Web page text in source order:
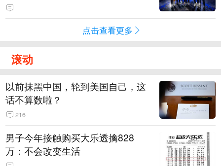
点击查看更多
滚动
以前抹黑中国，轮到美国自己，这
话不算数啦？
216
男子今年接触购买大乐透擒828
万：不会改变生活